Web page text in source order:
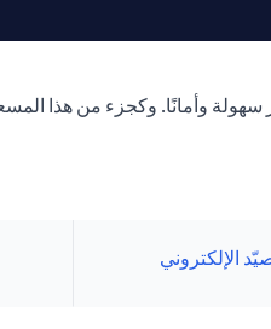
وأمانًا. وكجزء من هذا
الإلكتروني